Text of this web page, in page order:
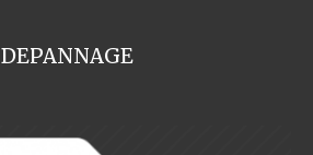
DEPANNAGE